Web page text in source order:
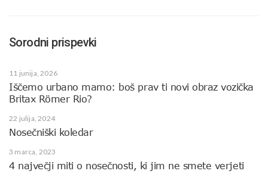
Sorodni prispevki
11 junija, 2026
Iščemo urbano mamo: boš prav ti novi obraz vozička
Britax Römer Rio?
22 julija, 2024
Nosečniški koledar
3 marca, 2023
4 največji miti o nosečnosti, ki jim ne smete verjeti